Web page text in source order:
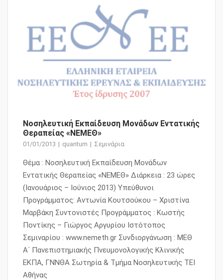
Νοσηλευτική Εκπαίδευση Μονάδων Εντατικής
Θεραπείας «ΝΕΜΕΘ»
01/01/2013 quantum Σεμινάρια
Θέμα : Νοσηλευτική Εκπαίδευση Μονάδων
Εντατικής Θεραπείας «ΝΕΜΕΘ» Διάρκεια : 23 ώρες
(Ιανουάριος – Ιούνιος 2013) Υπεύθυνοι
Προγράμματος: Αντωνία Κουτσούκου – Χριστίνα
Μαρβάκη Συντονιστές Προγράμματος : Κωστής
Ποντίκης – Γιώργος Αργυρίου Ιστότοπος
Σεμιναρίου : www.nemeth.gr Συνδιοργάνωση : ΜΕΘ
Α΄ Πανεπιστημιακής Πνευμονολογικής Κλινικής
ΕΚΠΑ, ΓΝΝΘΑ Σωτηρία & Τμήμα Νοσηλευτικής ΤΕΙ
Αθήνας